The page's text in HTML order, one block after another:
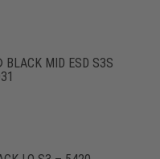
MID ESD S3S